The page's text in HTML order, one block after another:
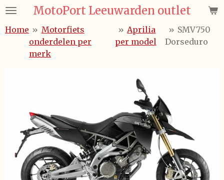
Ga
naar
hoofdinhoud
MotoPort Leeuwarden outlet
Home » Motorfiets
onderdelen per
merk
» Aprilia
per model
» SMV750
Dorseduro